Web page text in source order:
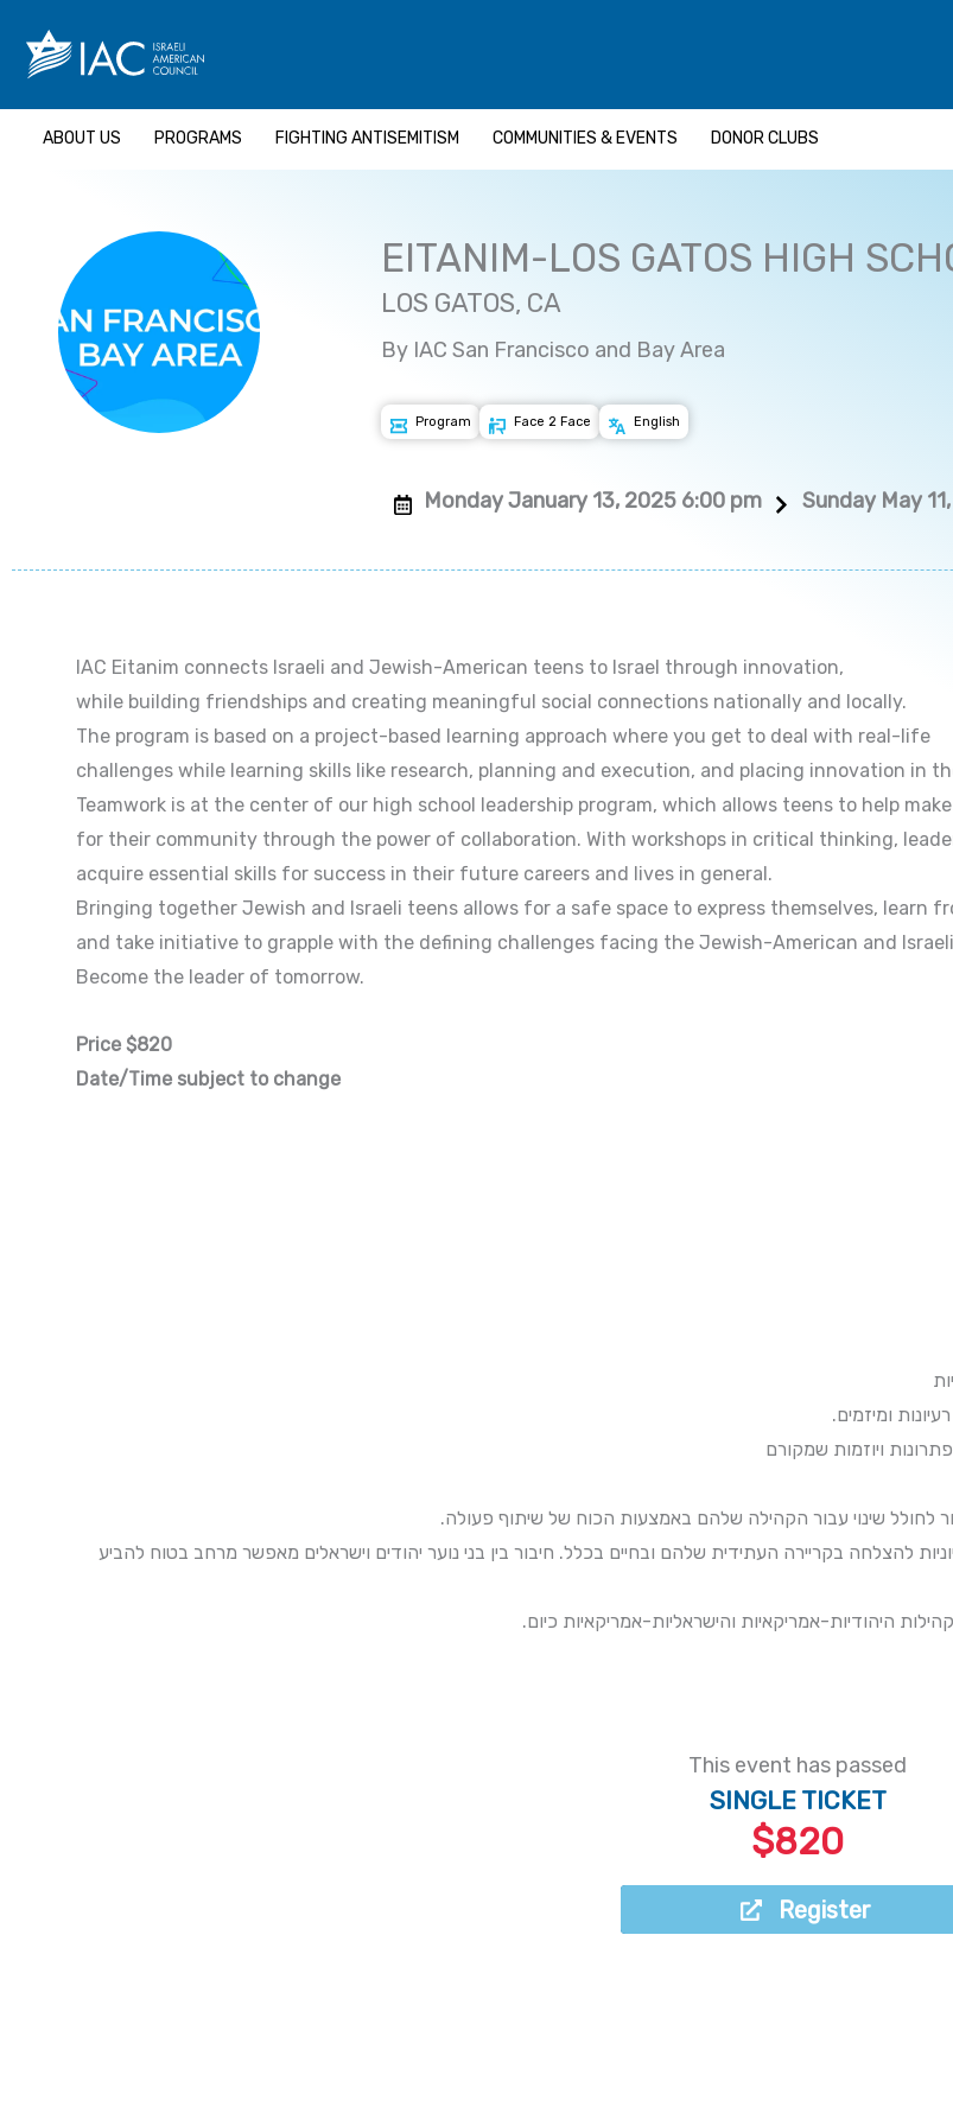
content
ABOUT US PROGRAMS FIGHTING ANTISEMITISM COMMUNITIES & EVENTS DONOR CLUBS
EITANIM-LOS GATOS HIGH
LOS GATOS, CA
By IAC San Francisco and Bay Area
Program Face 2 Face English
Monday January 13, 2025 6:00 pm Sunday May
IAC Eitanim connects Israeli and Jewish-American teens to Israel through innovation,
while building friendships and creating meaningful social connections nationally and locally.
The program is based on a project-based learning approach where you get to deal with real-life
challenges while learning skills like research, planning and execution, and placing innovation in
Teamwork is at the center of our high school leadership program, which allows teens to help
for their community through the power of collaboration. With workshops in critical thinking,
acquire essential skills for success in their future careers and lives in general.
Bringing together Jewish and Israeli teens allows for a safe space to express themselves, learn
and take initiative to grapple with the defining challenges facing the Jewish-American and
Become the leader of tomorrow.
Price $820
Date/Time subject to change
ומיזמים.
ויוזמות שמקורם
לחולל שינוי עבור הקהילה שלהם באמצעות הכוח של שיתוף פעולה.
להצלחה בקריירה העתידית שלהם ובחיים בכלל. חיבור בין בני נוער יהודים וישראלים מאפשר מרחב בטוח להביע
היהודיות-אמריקאיות והישראליות-אמריקאיות כיום.
This event has passed
SINGLE TICKET
$820
Register